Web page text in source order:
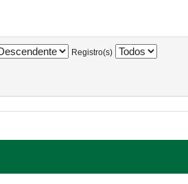
Registro(s)